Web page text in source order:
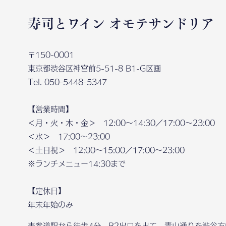
寿司とワイン オモテサンドリア
〒150-0001
東京都渋谷区神宮前5-51-8 B1-G区画
Tel. 050-5448-5347
【営業時間】
＜月・火・木・金＞ 12:00～14:30／17:00～23:00
＜水＞ 17:00～23:00
＜土日祝＞ 12:00～15:00／17:00～23:00
※ランチメニュー14:30まで
【定休日】
年末年始のみ